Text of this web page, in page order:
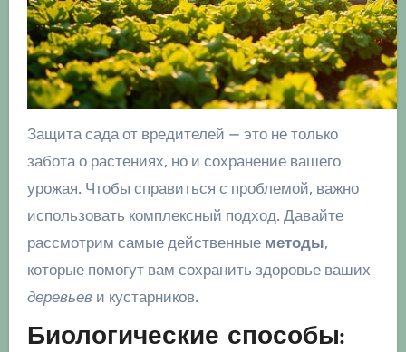
Защита сада от вредителей — это не только
забота о растениях, но и сохранение вашего
урожая. Чтобы справиться с проблемой, важно
использовать комплексный подход. Давайте
рассмотрим самые действенные методы,
которые помогут вам сохранить здоровье ваших
деревьеви кустарников.
Биологические способы: